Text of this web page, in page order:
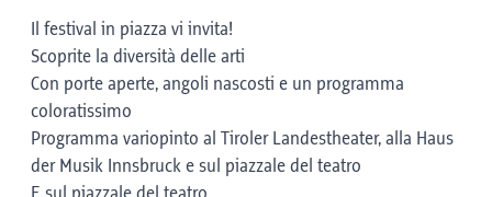
Il festival in piazza vi invita!
Scoprite la diversità delle arti
Con porte aperte, angoli nascosti e un programma
coloratissimo
Programma variopinto al Tiroler Landestheater, alla Haus
der Musik Innsbruck e sul piazzale del teatro